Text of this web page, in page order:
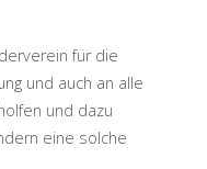
für die
und auch an alle
und dazu
eine solche